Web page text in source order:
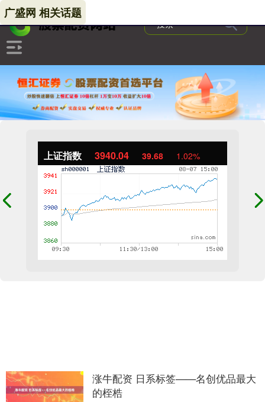
上证指数 3940.04 39.68 1.02%
广盛网 相关话题
涨牛配资 日系标签——名创优品最大
的桎梏